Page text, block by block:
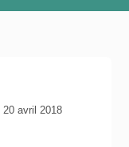
20 avril 2018